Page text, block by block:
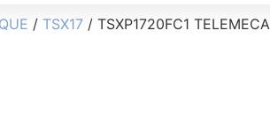
/ TSX17 / TSXP1720FC1